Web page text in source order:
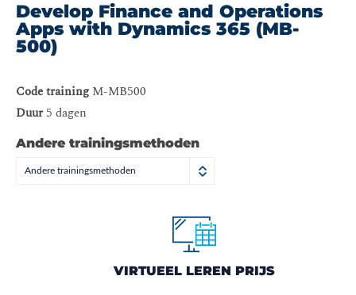
Develop Finance and Operations
Apps with Dynamics 365 (MB-
500)
Code training M-MB500
Duur5 dagen
Andere trainingsmethoden
Andere trainingsmethoden
VIRTUEEL LEREN PRIJS